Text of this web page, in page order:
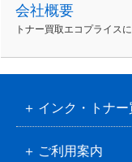
会社概要
トナー買取エコプライス
インク・トナ
ご利用案内